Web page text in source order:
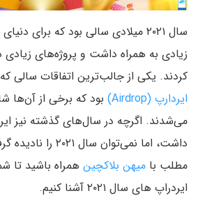
سال ۲۰۲۱ میلادی سالی بود که برای
زیادی به همراه داشت و پروژه‌های
کردند. یکی از جالب‌ترین اتفاقات
ایردارپ (Airdrop)
بود که برخی از آن‌ها
می‌شدند. اگرچه در سال‌های گذشته نیز
داشت، اما نمی‌توان
مطلب با میهن بلاکچین همراه باشید تا
ایردراپ های سال ۲۰۲۱ آشنا کنیم.